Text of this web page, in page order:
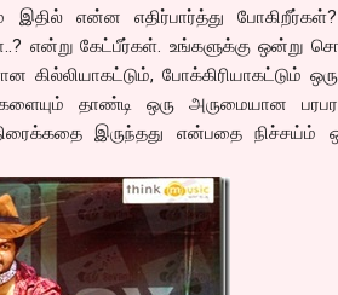
என்ன எதிர்பார்த்து
என்று கேட்பீர்கள். உங்களுக்கு ஒன்று
கில்லியாகட்டும், போக்கிரியாகட்டும்
தாண்டி ஒரு அருமையான
இருந்தது என்பதை நிச்சய்ம்